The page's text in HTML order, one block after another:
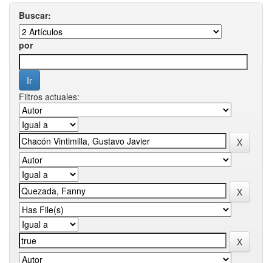
Buscar:
por
Filtros actuales: